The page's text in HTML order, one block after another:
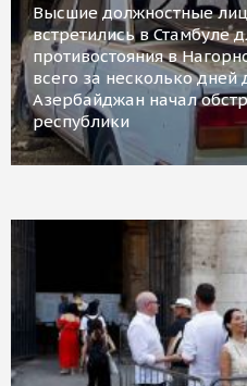
Высшие должностные
встретились в Стамбуле
противостояния в
всего за несколько дней
Азербайджан начал
республики